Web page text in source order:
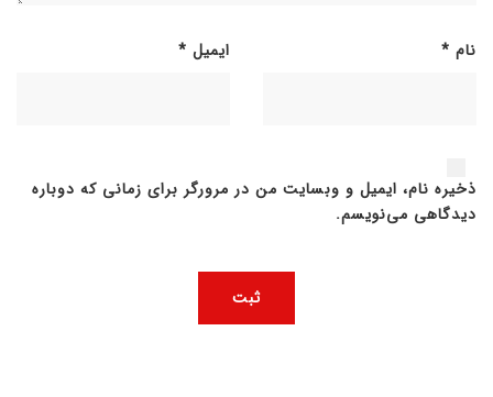
نام * ایمیل *
ذخیره نام، ایمیل و وبسایت من در مرورگر برای زمانی که دوباره
دیدگاهی می‌نویسم.